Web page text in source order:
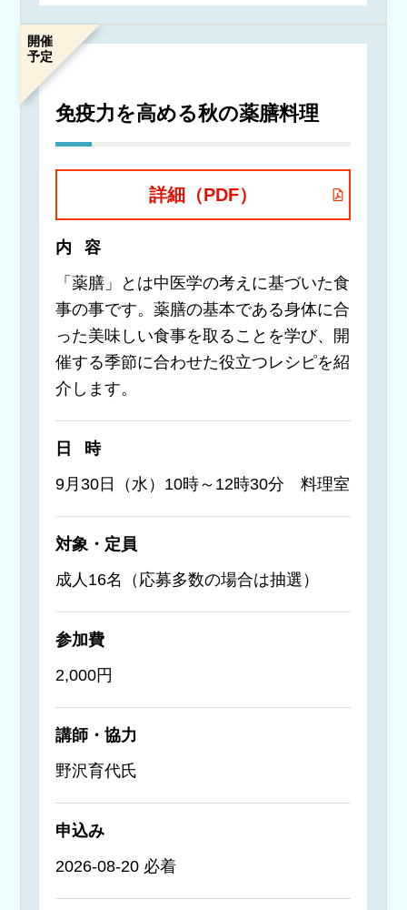
開催
予定
免疫力を高める秋の薬膳料理
詳細（PDF）
内容
「薬膳」とは中医学の考えに基づいた食
事の事です。薬膳の基本である身体に合
った美味しい食事を取ることを学び、開
催する季節に合わせた役立つレシピを紹
介します。
日時
9月30日（水）10時～12時30分 料理室
対象・定員
成人16名（応募多数の場合は抽選）
参加費
2,000円
講師・協力
野沢育代氏
申込み
2026-08-20 必着